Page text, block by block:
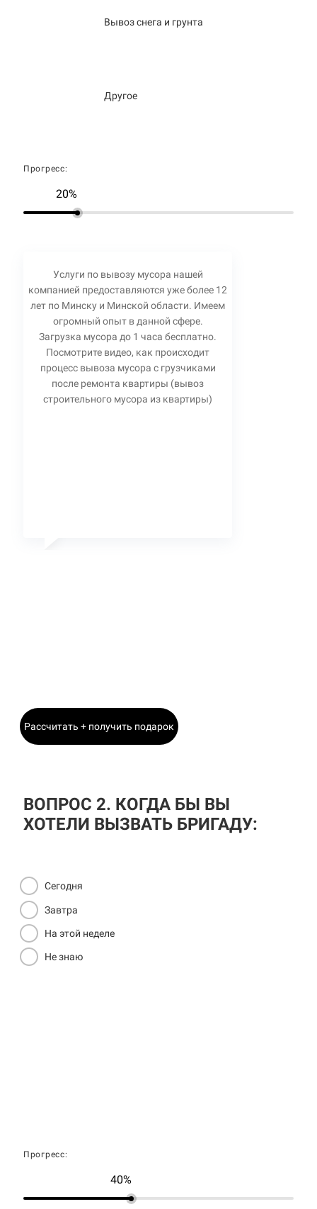
Вывоз снега и грунта
Другое
Прогресс:
20%
Услуги по вывозу мусора нашей
компанией предоставляются уже более 12
лет по Минску и Минской области. Имеем
огромный опыт в данной сфере.
Загрузка мусора до 1 часа бесплатно.
Посмотрите видео, как происходит
процесс вывоза мусора с грузчиками
после ремонта квартиры (вывоз
строительного мусора из квартиры)
Рассчитать + получить подарок
ВОПРОС 2. КОГДА БЫ ВЫ
ХОТЕЛИ ВЫЗВАТЬ БРИГАДУ:
Сегодня
Завтра
На этой неделе
Не знаю
Прогресс:
40%